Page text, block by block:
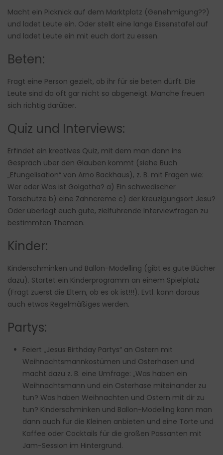
Macht ein Picknick auf dem Marktplatz (Genehmigung??)
und ladet Leute ein. Oder stellt eine lange Essenstafel auf
und ladet Leute ein mit euch dort zu essen.
Beten:
Fragt eine Person gezielt, ob ihr für sie beten dürft. Die
Leute sind da oft gar nicht so abgeneigt. Manche freuen
sich richtig darüber.
Quiz und Interviews:
Erfindet ein kreatives Quiz, mit dem man dann ins
Gespräch über den Glauben kommt (siehe Buch
„Efungelisation“ von Arno Backhaus), z. B. mit Fragen wie:
Wer oder Was ist Golgatha? a) Ein schwedischer
Torschütze b) eine Zahncreme c) der Kreuzigungsort Jesu?
Oder überlegt euch gute, zielführende Interviewfragen zu
bestimmten Themen.
Kinder:
Kinderschminken und Ballon-Modelling (gibt es gute Bücher
dazu). Startet ein Kinderprogramm an einem Spielplatz
(Fragt zuerst die Eltern, ob es ok ist!!!). Evtl. kann daraus
auch etwas Regelmäßiges werden.
Partys:
Feiert „Jesus Birthday Partys“ an Ostern mit
Weihnachtsmannkostümen und Osterhasen und
macht dazu z. B. eine Umfrage: „Was haben ein
Weihnachtsmann und ein Osterhase miteinander zu
tun? Was haben Weihnachten und Ostern mit dir zu
tun? Kinderschminken und Ballon-Modelling kann man
dann auch für die Kleinen anbieten und eine Torte und
Kaffee oder Cocktails für die großen Passanten mit
Jam-Session im Hintergrund.